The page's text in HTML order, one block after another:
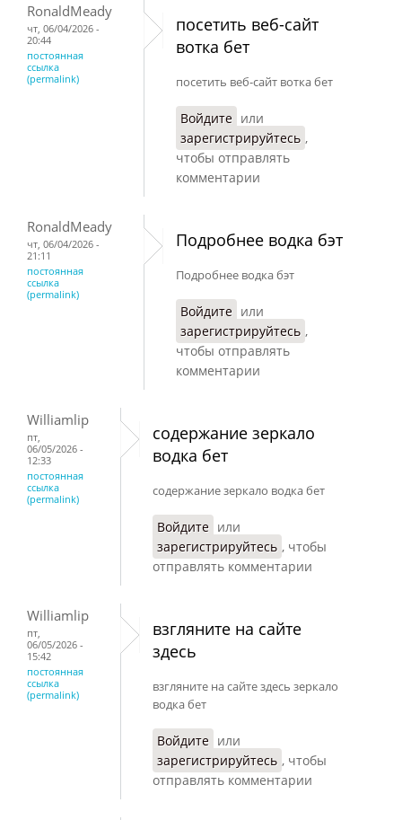
RonaldMeady
чт, 06/04/2026 -
20:44
постоянная
ссылка
(permalink)
посетить веб-сайт
вотка бет
посетить веб-сайт вотка бет
Войдите или
зарегистрируйтесь ,
чтобы отправлять
комментарии
RonaldMeady
чт, 06/04/2026 -
21:11
постоянная
ссылка
(permalink)
Подробнее водка бэт
Подробнее водка бэт
Войдите или
зарегистрируйтесь ,
чтобы отправлять
комментарии
Williamlip
пт,
06/05/2026 -
12:33
постоянная
ссылка
(permalink)
содержание зеркало
водка бет
содержание зеркало водка бет
Войдите или
зарегистрируйтесь , чтобы
отправлять комментарии
Williamlip
пт,
06/05/2026 -
15:42
постоянная
ссылка
(permalink)
взгляните на сайте
здесь
взгляните на сайте здесь зеркало
водка бет
Войдите или
зарегистрируйтесь , чтобы
отправлять комментарии